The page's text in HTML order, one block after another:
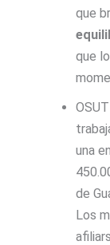
que
que
una
de
Los